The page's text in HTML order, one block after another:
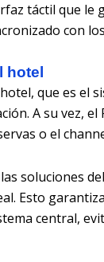
táctil que le
con
hotel
que es el
A su vez,
o el
soluciones
Esto
central,